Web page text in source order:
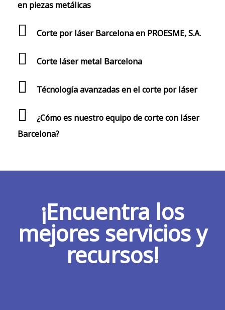
en piezas metálicas
Corte por láser Barcelona en PROESME, S.A.
Corte láser metal Barcelona
Técnología avanzadas en el corte por láser
¿Cómo es nuestro equipo de corte con láser
Barcelona?
¡Encuentra los
mejores servicios y
recursos!